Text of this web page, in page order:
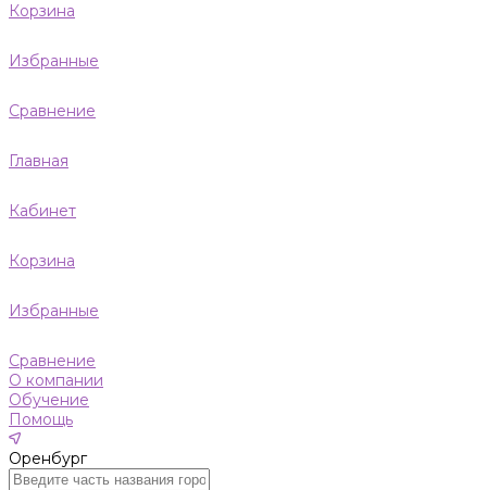
Корзина
Избранные
Сравнение
Главная
Кабинет
Корзина
Избранные
Сравнение
О компании
Обучение
Помощь
Оренбург